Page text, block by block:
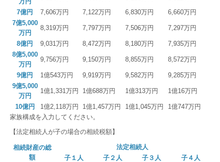
7億円 7,606万円 7,122万円 6,830万円
6,660万円
7億5,000
万円
8,319万円 7,797万円 7,506万円 7,297万円
8億円 9,031万円 8,472万円 8,180万円
7,935万円
8億5,000
万円
9,756万円 9,150万円 8,855万円 8,572万円
9億円 1億543万円 9,919万円 9,582万円
9,285万円
9億5,000
万円
1億1,331万円 1億688万円 1億313万円 1億16万円
10億円 1億2,118万円 1億1,457万円 1億1,045万円
1億747万円
家族構成を入力してください。
【法定相続人が子の場合の相続税額】
相続財産の総
額
法定相続人
子１人
子２人 子３人 子４人